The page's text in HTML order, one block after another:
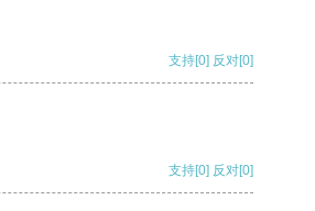
支持[0] 反对[0]
支持[0] 反对[0]